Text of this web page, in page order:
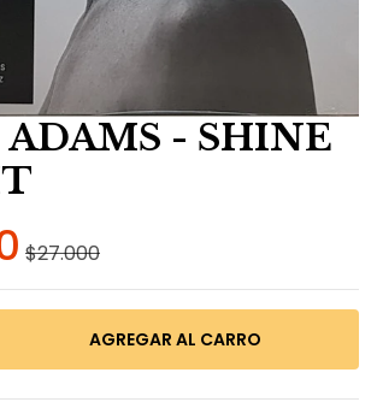
ADAMS - SHINE
$27.000